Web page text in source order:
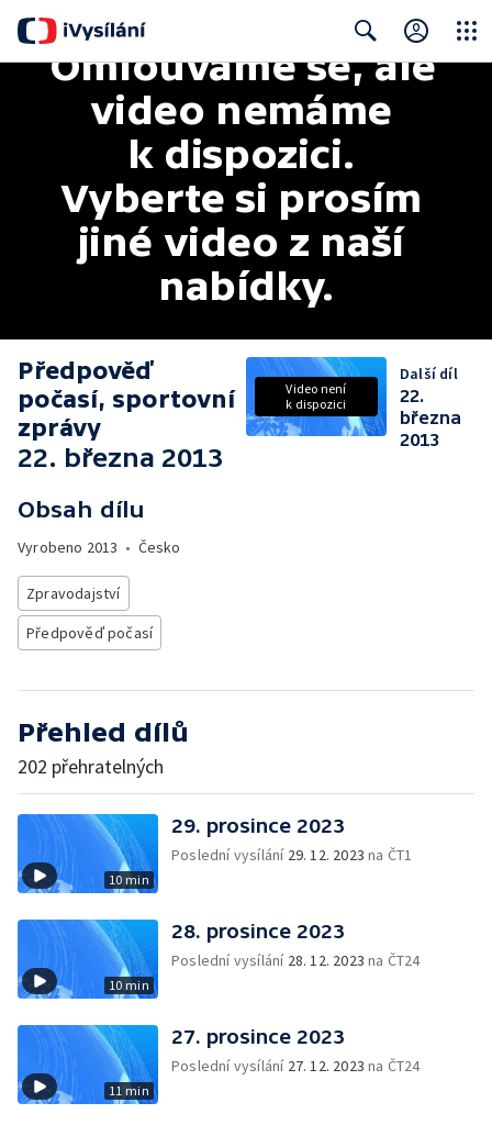
Search
Omlouváme se, ale
video nemáme
k dispozici.
Vyberte si prosím
jiné video z naší
nabídky.
Předpověď
počasí, sportovní
zprávy
22. března 2013
Obsah dílu
Vyrobeno 2013 • Česko
Zpravodajství
Předpověď počasí
Video není
k dispozici
Další díl
22.
března
2013
Přehled dílů
202 přehratelných
10 min
29. prosince 2023
Poslední vysílání 29. 12. 2023 na ČT1
10 min
28. prosince 2023
Poslední vysílání 28. 12. 2023 na ČT24
11 min
27. prosince 2023
Poslední vysílání 27. 12. 2023 na ČT24